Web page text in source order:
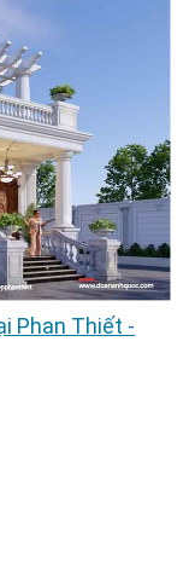
Phan Thiết -